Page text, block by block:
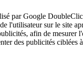
par Google
l'utilisateur sur le site
afin de mesurer
des publicités ciblées